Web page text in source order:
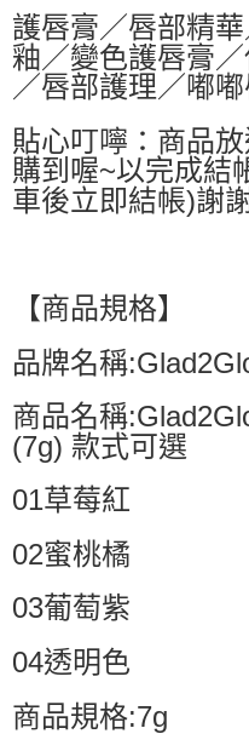
國家/地區配送0330
護唇膏／唇部精
釉／變色護唇膏
／唇部護理／嘟
貼心叮嚀：商品
購到喔~以完成結
車後立即結帳)謝
【商品規格】
品牌名稱
商品名稱
(7g) 款式可選
01草莓紅
02蜜桃橘
03葡萄紫
04透明色
商品規格:7g